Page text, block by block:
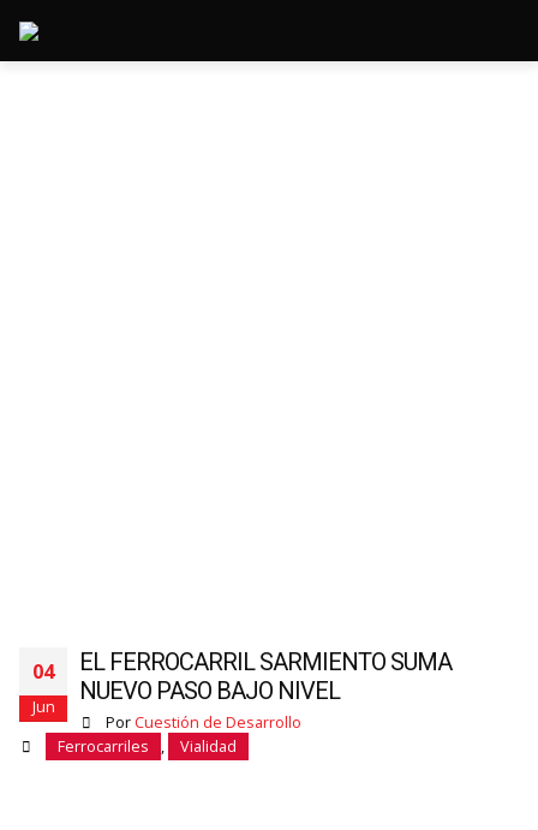
04
Jun
EL FERROCARRIL SARMIENTO SUMA
NUEVO PASO BAJO NIVEL
Por Cuestión de Desarrollo
Ferrocarriles
, Vialidad